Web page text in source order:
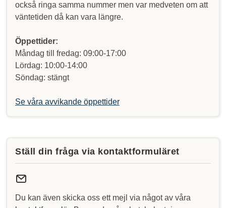
också ringa samma nummer men var medveten om att
väntetiden då kan vara längre.
Öppettider:
Måndag till fredag: 09:00-17:00
Lördag: 10:00-14:00
Söndag: stängt
Se våra avvikande öppettider
Ställ din fråga via kontaktformuläret
Du kan även skicka oss ett mejl via något av våra